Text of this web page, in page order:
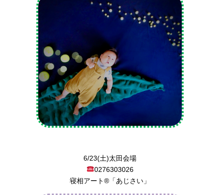
6/23(土)太田会場
0276303026
寝相アート®︎「あじさい」